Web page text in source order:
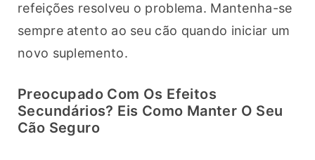
refeições resolveu o problema. Mantenha-se
sempre atento ao seu cão quando iniciar um
novo suplemento.
Preocupado Com Os Efeitos
Secundários? Eis Como Manter O Seu
Cão Seguro